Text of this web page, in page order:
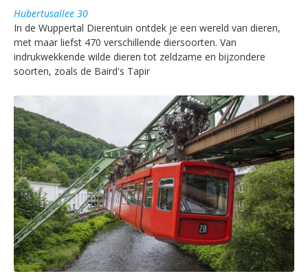
Hubertusallee 30
In de Wuppertal Dierentuin ontdek je een wereld van dieren,
met maar liefst 470 verschillende diersoorten. Van
indrukwekkende wilde dieren tot zeldzame en bijzondere
soorten, zoals de Baird's Tapir